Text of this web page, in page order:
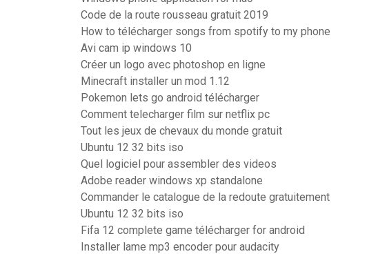
Code de la route rousseau gratuit 2019
How to télécharger songs from spotify to my phone
Avi cam ip windows 10
Créer un logo avec photoshop en ligne
Minecraft installer un mod 1.12
Pokemon lets go android télécharger
Comment telecharger film sur netflix pc
Tout les jeux de chevaux du monde gratuit
Ubuntu 12 32 bits iso
Quel logiciel pour assembler des videos
Adobe reader windows xp standalone
Commander le catalogue de la redoute gratuitement
Ubuntu 12 32 bits iso
Fifa 12 complete game télécharger for android
Installer lame mp3 encoder pour audacity